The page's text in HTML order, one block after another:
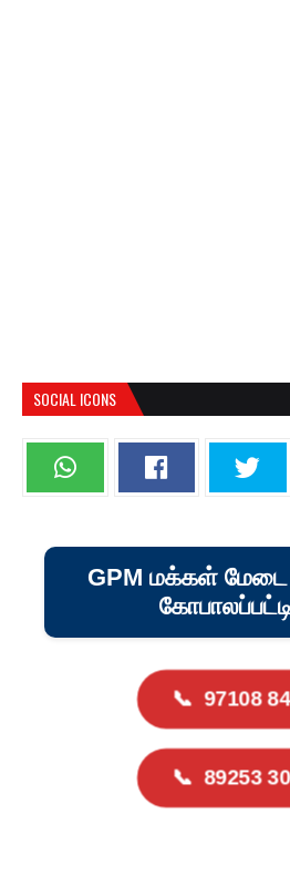
SOCIAL ICONS
GPM மக்கள்
📞 97108
📞 89253